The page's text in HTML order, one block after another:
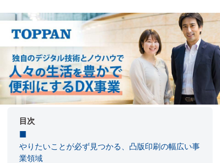
目次
やりたいことが必ず見つかる、凸版印刷の幅広い事
業領域